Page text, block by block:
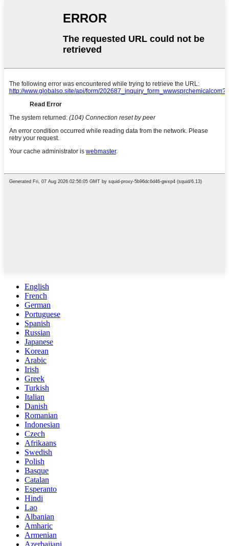
English
French
German
Portuguese
Spanish
Russian
Japanese
Korean
Arabic
Irish
Greek
Turkish
Italian
Danish
Romanian
Indonesian
Czech
Afrikaans
Swedish
Polish
Basque
Catalan
Esperanto
Hindi
Lao
Albanian
Amharic
Armenian
Azerbaijani